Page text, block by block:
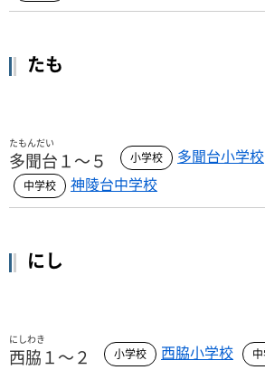
たも
たもんだい
多聞台１～５
多聞台小学校
神陵台中学校
にし
にしわき
西脇１～２ 西脇小学校